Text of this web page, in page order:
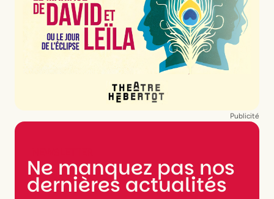
Publicité
Ne manquez pas nos
dernières actualités